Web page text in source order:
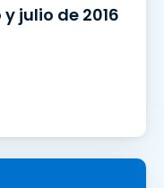
julio de 2016